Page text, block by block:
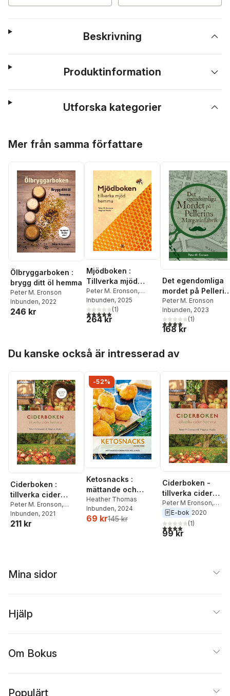
Beskrivning
Produktinformation
Utforska kategorier
Mer från samma författare
Ölbryggarboken :
brygg ditt öl hemma
Peter M. Eronson
Inbunden, 2022
246 kr
Mjödboken :
Tillverka mjöd
hemma
Peter M. Eronson,
Magnus Vasilis
Inbunden, 2025
5,0utav 5 stjärnor. Totalt antal röster:
(1)
264 kr
Det egendomliga
mordet på
margarinfabrik
Peter M. Eronson
Inbunden, 2023
4,0utav 5 stjärnor.
(1)
168 kr
Du kanske också är intresserad av
Ciderboken :
tillverka cider
hemma
Peter M. Eronson,
Magnus Vasilis
Inbunden, 2021
211 kr
-52%
Ketosnacks :
mättande och
energitäta
mellanmål
Heather Thomas
Inbunden, 2024
69 kr145 kr
Ciderboken -
tillverka cider
hemma
Peter M Eronson,
Magnus Vasilis
E-bok 2020
4,0utav 5 stjärnor.
(1)
99 kr
Mina sidor
Hjälp
Om Bokus
Populärt